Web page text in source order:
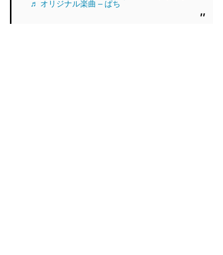
♬ オリジナル楽曲 – ぱち